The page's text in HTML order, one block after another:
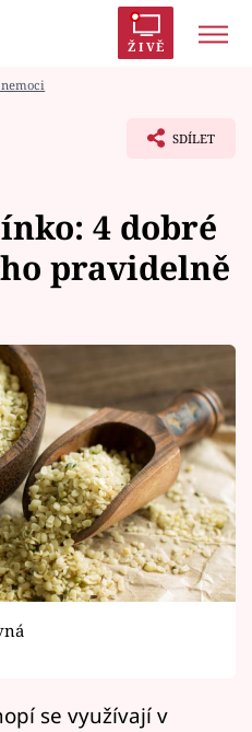
ŽIVĚ
Vary
SDÍLET
4 dobré
pravidelně
se využívají v